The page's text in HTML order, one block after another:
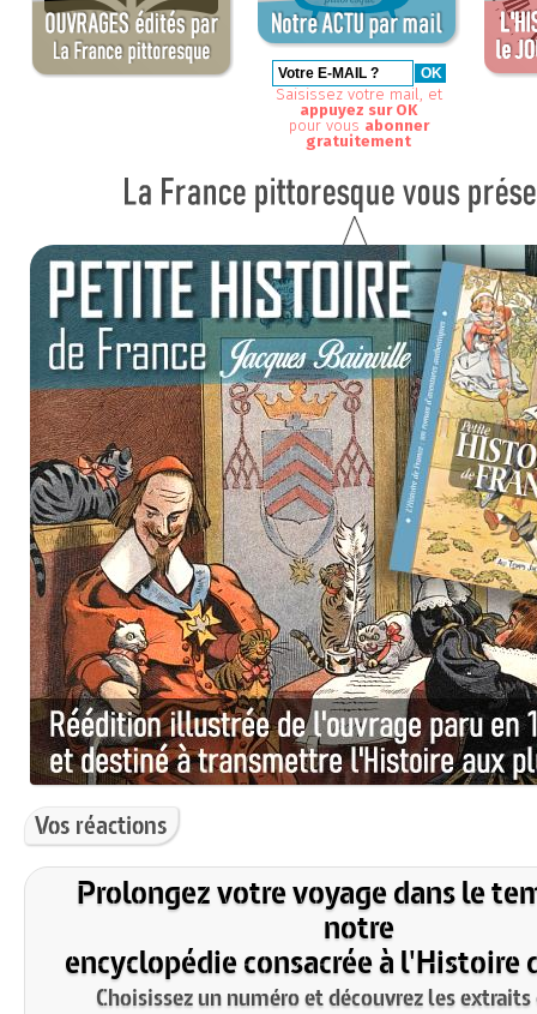
Saisissez votre mail, et
appuyez sur OK
pour vous abonner
gratuitement
Vos réactions
Prolongez votre voyage dans le
notre
encyclopédie consacrée à l'Histoire
Choisissez un numéro et découvrez les